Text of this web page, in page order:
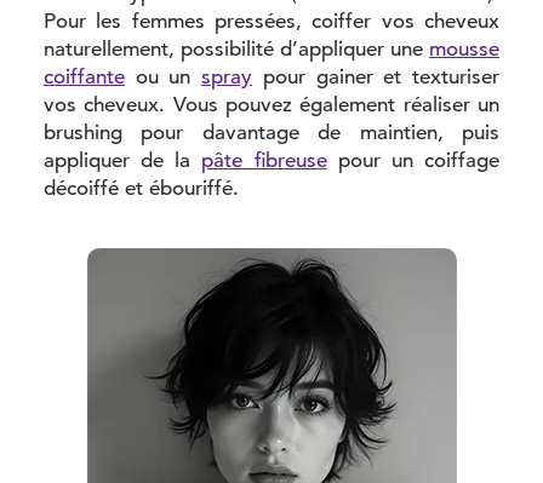
Pour les femmes pressées, coiffer vos cheveux
naturellement, possibilité d’appliquer une mousse
coiffanteou unspray pour gainer et texturiser
vos cheveux. Vous pouvez également réaliser un
brushing pour davantage de maintien, puis
appliquer de la pâte fibreusepour un coiffage
décoiffé et ébouriffé.